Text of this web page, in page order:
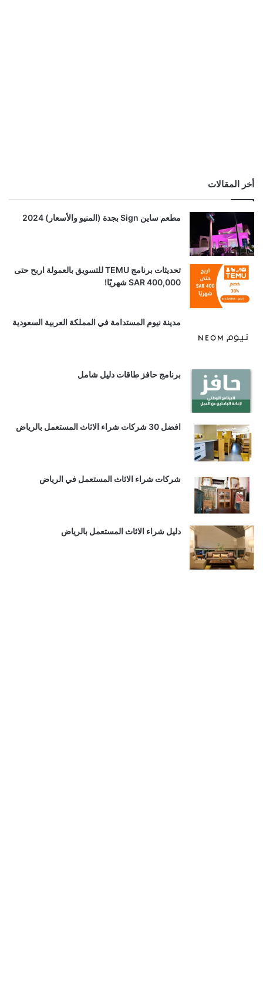
أخر المقالات
مطعم ساين Sign بجدة (المنيو والأسعار) 2024
تحديثات برنامج TEMU للتسويق بالعمولة اربح حتى
SAR 400,000 شهريًا!
مدينة نيوم المستدامة في المملكة العربية السعودية
برنامج حافز طاقات دليل شامل
افضل 30 شركات شراء الاثاث المستعمل بالرياض
شركات شراء الاثاث المستعمل في الرياض
دليل شراء الاثاث المستعمل بالرياض